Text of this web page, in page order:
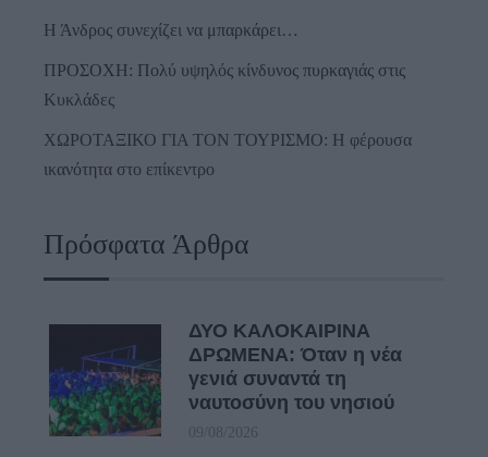
Η Άνδρος συνεχίζει να μπαρκάρει…
ΠΡΟΣΟΧΗ: Πολύ υψηλός κίνδυνος πυρκαγιάς στις
Κυκλάδες
ΧΩΡΟΤΑΞΙΚΟ ΓΙΑ ΤΟΝ ΤΟΥΡΙΣΜΟ: Η φέρουσα
ικανότητα στο επίκεντρο
Πρόσφατα Άρθρα
ΔΥΟ ΚΑΛΟΚΑΙΡΙΝΑ
ΔΡΩΜΕΝΑ: Όταν η νέα
γενιά συναντά τη
ναυτοσύνη του νησιού
09/08/2026